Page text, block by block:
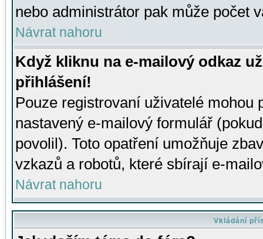
nebo administrátor pak může počet
Návrat nahoru
Když kliknu na e-mailový odkaz
přihlášení!
Pouze registrovaní uživatelé mohou
nastavený e-mailový formulář
povolil). Toto opatření umožňuje
vzkazů a robotů, které sbírají e-
Návrat nahoru
Vkládání